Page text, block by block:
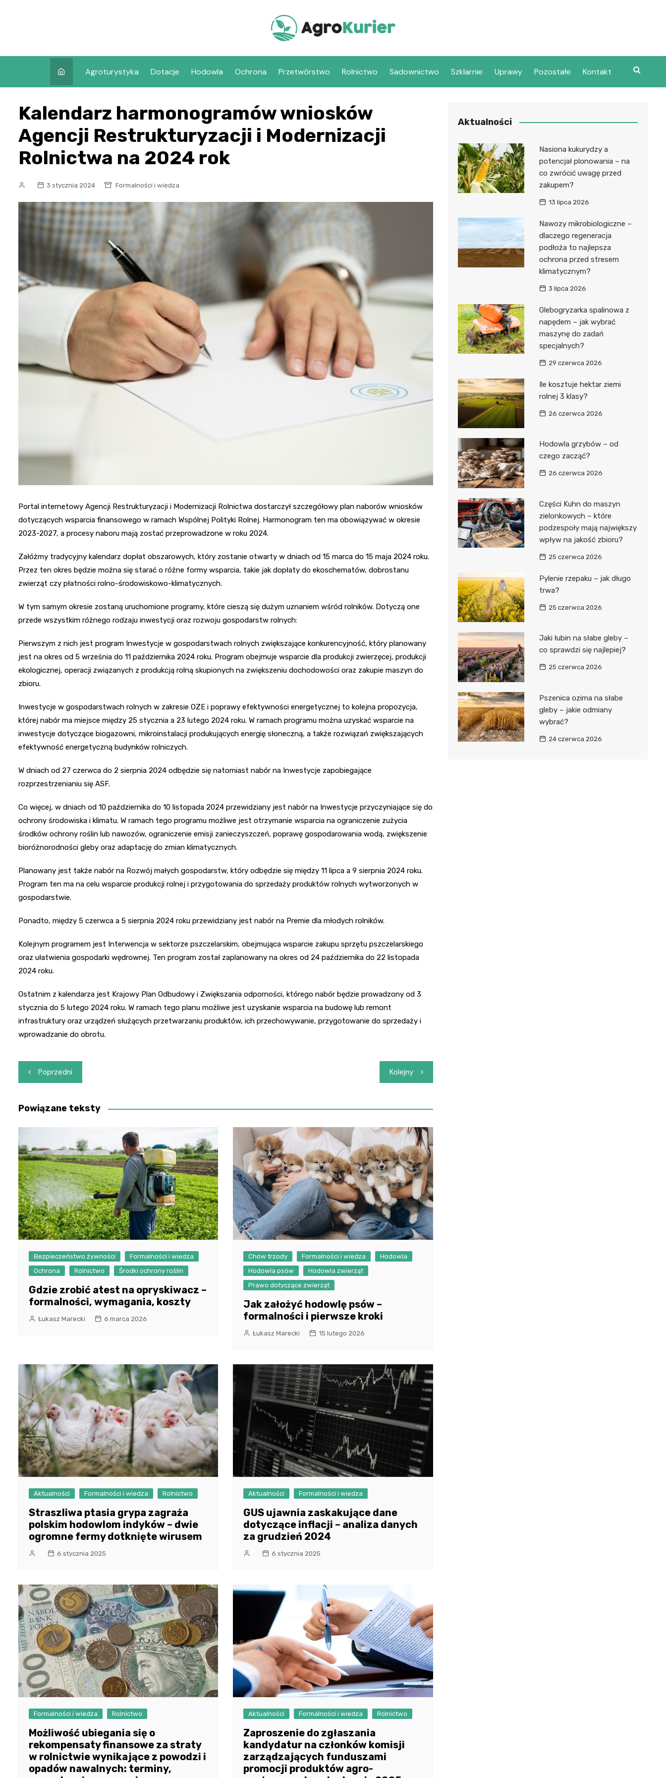
Agroturystyka Dotacje Hodowla Ochrona Przetwórstwo Rolnictwo Sadownictwo Szklarnie Uprawy Pozostałe Kontakt
Kalendarz harmonogramów wniosków
Agencji Restrukturyzacji i Modernizacji
Rolnictwa na 2024 rok
3 stycznia 2024 Formalności i wiedza
Portal internetowy Agencji Restrukturyzacji i Modernizacji Rolnictwa dostarczył szczegółowy plan naborów wniosków
dotyczących wsparcia finansowego w ramach Wspólnej Polityki Rolnej. Harmonogram ten ma obowiązywać w okresie
2023-2027, a procesy naboru mają zostać przeprowadzone w roku 2024.
Załóżmy tradycyjny kalendarz dopłat obszarowych, który zostanie otwarty w dniach od 15 marca do 15 maja 2024 roku.
Przez ten okres będzie można się starać o różne formy wsparcia, takie jak dopłaty do ekoschematów, dobrostanu
zwierząt czy płatności rolno-środowiskowo-klimatycznych.
W tym samym okresie zostaną uruchomione programy, które cieszą się dużym uznaniem wśród rolników. Dotyczą one
przede wszystkim różnego rodzaju inwestycji oraz rozwoju gospodarstw rolnych:
Pierwszym z nich jest program Inwestycje w gospodarstwach rolnych zwiększające konkurencyjność, który planowany
jest na okres od 5 września do 11 października 2024 roku. Program obejmuje wsparcie dla produkcji zwierzęcej, produkcji
ekologicznej, operacji związanych z produkcją rolną skupionych na zwiększeniu dochodowości oraz zakupie maszyn do
zbioru.
Inwestycje w gospodarstwach rolnych w zakresie OZE i poprawy efektywności energetycznej to kolejna propozycja,
której nabór ma miejsce między 25 stycznia a 23 lutego 2024 roku. W ramach programu można uzyskać wsparcie na
inwestycje dotyczące biogazowni, mikroinstalacji produkujących energię słoneczną, a także rozwiązań zwiększających
efektywność energetyczną budynków rolniczych.
W dniach od 27 czerwca do 2 sierpnia 2024 odbędzie się natomiast nabór na Inwestycje zapobiegające
rozprzestrzenianiu się ASF.
Co więcej, w dniach od 10 października do 10 listopada 2024 przewidziany jest nabór na Inwestycje przyczyniające się do
ochrony środowiska i klimatu. W ramach tego programu możliwe jest otrzymanie wsparcia na ograniczenie zużycia
środków ochrony roślin lub nawozów, ograniczenie emisji zanieczyszczeń, poprawę gospodarowania wodą, zwiększenie
bioróżnorodności gleby oraz adaptację do zmian klimatycznych.
Planowany jest także nabór na Rozwój małych gospodarstw, który odbędzie się między 11 lipca a 9 sierpnia 2024 roku.
Program ten ma na celu wsparcie produkcji rolnej i przygotowania do sprzedaży produktów rolnych wytworzonych w
gospodarstwie.
Ponadto, między 5 czerwca a 5 sierpnia 2024 roku przewidziany jest nabór na Premie dla młodych rolników.
Kolejnym programem jest Interwencja w sektorze pszczelarskim, obejmująca wsparcie zakupu sprzętu pszczelarskiego
oraz ułatwienia gospodarki wędrownej. Ten program został zaplanowany na okres od 24 października do 22 listopada
2024 roku.
Ostatnim z kalendarza jest Krajowy Plan Odbudowy i Zwiększania odporności, którego nabór będzie prowadzony od 3
stycznia do 5 lutego 2024 roku. W ramach tego planu możliwe jest uzyskanie wsparcia na budowę lub remont
infrastruktury oraz urządzeń służących przetwarzaniu produktów, ich przechowywanie, przygotowanie do sprzedaży i
wprowadzanie do obrotu.
Nawigacja
wpisu
Poprzedni Kolejny
Powiązane teksty
Bezpieczeństwo żywności
Formalności i wiedza
Ochrona
Rolnictwo Środki ochrony roślin
Gdzie zrobić atest na opryskiwacz –
formalności, wymagania, koszty
Łukasz Marecki 6 marca 2026
Chów trzody Formalności i wiedza
Hodowla
Hodowla psów
Hodowla zwierząt
Prawo dotyczące zwierząt
Jak założyć hodowlę psów –
formalności i pierwsze kroki
Łukasz Marecki 15 lutego 2026
Aktualności Formalności i wiedza Rolnictwo
Straszliwa ptasia grypa zagraża
polskim hodowlom indyków – dwie
ogromne fermy dotknięte wirusem
6 stycznia 2025
Aktualności Formalności i wiedza
GUS ujawnia zaskakujące dane
dotyczące inflacji – analiza danych
za grudzień 2024
6 stycznia 2025
Formalności i wiedza Rolnictwo
Możliwość ubiegania się o
rekompensaty finansowe za straty
w rolnictwie wynikające z powodzi i
opadów nawalnych: terminy,
Aktualności Formalności i wiedza Rolnictwo
Zaproszenie do zgłaszania
kandydatur na członków komisji
zarządzających funduszami
promocji produktów agro-
Aktualności
Nasiona kukurydzy a
potencjał plonowania – na
co zwrócić uwagę przed
zakupem?
13 lipca 2026
Nawozy mikrobiologiczne –
dlaczego regeneracja
podłoża to najlepsza
ochrona przed stresem
klimatycznym?
3 lipca 2026
Glebogryzarka spalinowa z
napędem – jak wybrać
maszynę do zadań
specjalnych?
29 czerwca 2026
Ile kosztuje hektar ziemi
rolnej 3 klasy?
26 czerwca 2026
Hodowla grzybów – od
czego zacząć?
26 czerwca 2026
Części Kuhn do maszyn
zielonkowych – które
podzespoły mają największy
wpływ na jakość zbioru?
25 czerwca 2026
Pylenie rzepaku – jak długo
trwa?
25 czerwca 2026
Jaki łubin na słabe gleby –
co sprawdzi się najlepiej?
25 czerwca 2026
Pszenica ozima na słabe
gleby – jakie odmiany
wybrać?
24 czerwca 2026